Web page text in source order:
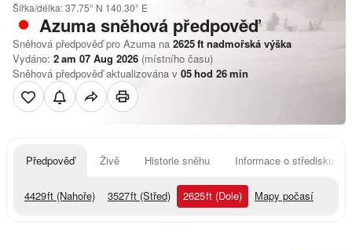
Šířka/délka:37.75° N 140.30° E
Azumasněhová předpověď
Sněhová předpověď pro Azuma na 2625ft nadmořská výška
Vydáno: 2 am 07 Aug 2026 (místního času)
Sněhová předpověď aktualizována v 05hod 26min
Předpověď Živě Historie sněhu Informace o středisku
4429ft (Nahoře) 3527ft (Střed) 2625ft (Dole) Mapy počasí